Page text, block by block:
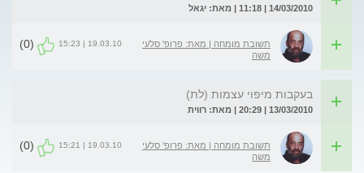
14/03/2010 | 11:18 | מאת: יגאל
תשובת מומחה | מאת: פרופ' סלעי
משה
19.03.10 | 15:23
(0)
בעקבות מיפוי עצמות (לת)
13/03/2010 | 20:29 | מאת: רווית
תשובת מומחה | מאת: פרופ' סלעי
משה
19.03.10 | 15:21
(0)